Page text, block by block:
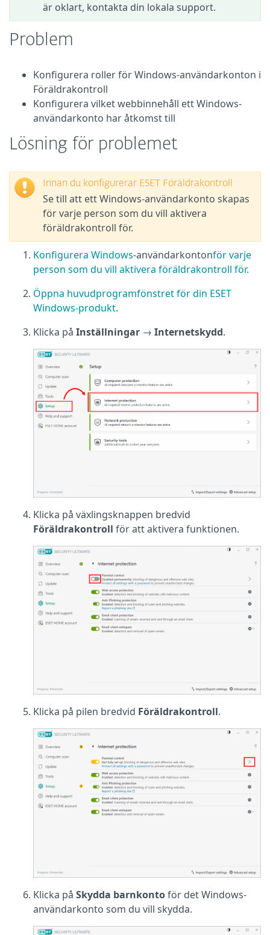
är oklart, kontakta din lokala support.
Problem
Konfigurera roller för Windows-användarkonton i
Föräldrakontroll
Konfigurera vilket webbinnehåll ett Windows-
användarkonto har åtkomst till
Lösning för problemet
Innan du konfigurerar ESET Föräldrakontroll
Se till att ett Windows-användarkonto skapas
för varje person som du vill aktivera
föräldrakontroll för.
Konfigurera Windows-användarkontonför varje
person som du vill aktivera föräldrakontroll för.
Öppna huvudprogramfönstret för din ESET
Windows-produkt.
Klicka på Inställningar → Internetskydd.
Klicka på växlingsknappen bredvid
Föräldrakontroll för att aktivera funktionen.
Klicka på pilen bredvid Föräldrakontroll.
Klicka på Skydda barnkontoför det Windows-
användarkonto som du vill skydda.